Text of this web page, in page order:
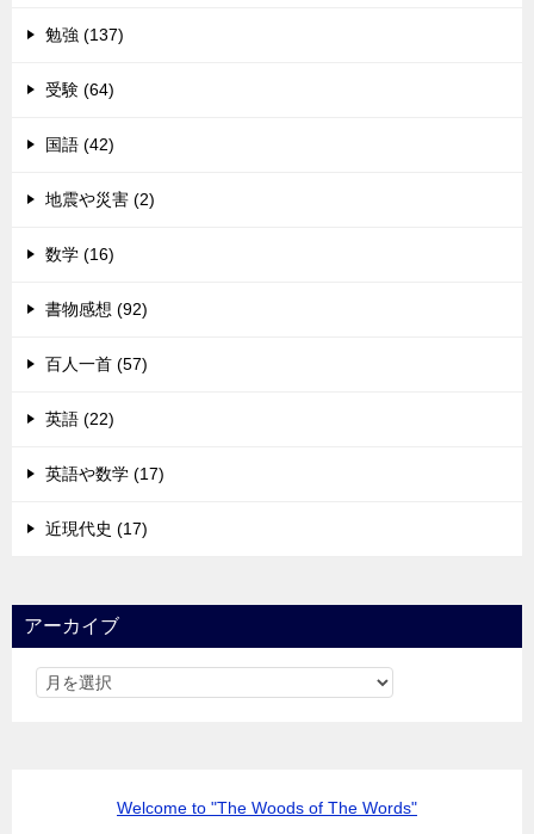
勉強 (137)
受験 (64)
国語 (42)
地震や災害 (2)
数学 (16)
書物感想 (92)
百人一首 (57)
英語 (22)
英語や数学 (17)
近現代史 (17)
アーカイブ
Welcome to "The Woods of The Words"